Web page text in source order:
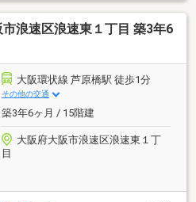
浪速区浪速東１丁目 築3年6
大阪環状線 芦原橋駅 徒歩1分
その他の交通
築3年6ヶ月 / 15階建
大阪府大阪市浪速区浪速東１丁
目